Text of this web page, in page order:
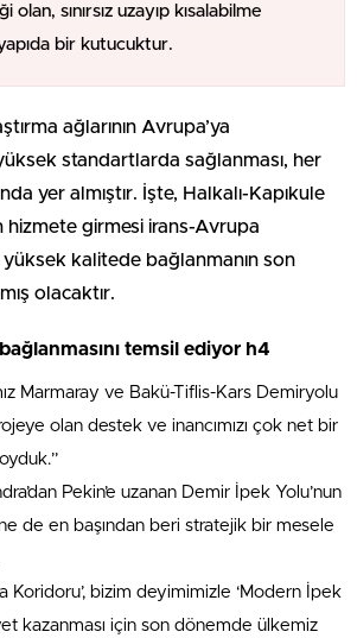
sınırsız uzayıp kısalabilme
bir kutucuktur.
ağlarının Avrupa’ya
standartlarda sağlanması, her
yer almıştır. İşte, Halkalı-Kapıkule
hizmete girmesi irans-Avrupa
yüksek kalitede bağlanmanın son
olacaktır.
temsil ediyor h4
Marmaray ve Bakü-Tiflis-Kars Demiryolu
olan destek ve inancımızı çok net bir
Pekin’e uzanan Demir İpek Yolu’nun
de en başından beri stratejik bir mesele
Koridoru’, bizim deyimimizle ‘Modern İpek
kazanması için son dönemde ülkemiz